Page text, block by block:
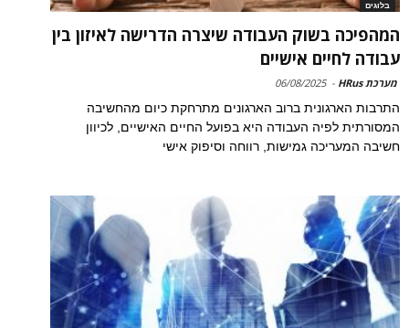
בלוגים
המהפיכה בשוק העבודה שיצרה הדרישה לאיזון בין
עבודה לחיים אישיים
מערכת HRus -
06/08/2025
התרבות הארגונית ברוב הארגונים מתרחקת כיום מהחשיבה
המסורתית לפיה העבודה היא בפועל החיים האישיים, לכיוון
חשיבה המעריכה גמישות, רווחה וסיפוק אישי